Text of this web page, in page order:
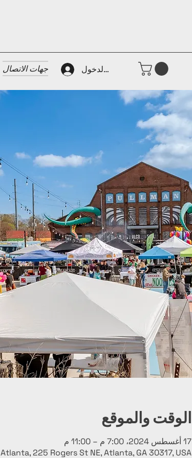
جهات الاتصال تسجيل الدخول
الوقت والموقع
17 أغسطس 2024، 7:00 م – 11:00 م
Atlanta, 225 Rogers St NE, Atlanta, GA 30317, USA